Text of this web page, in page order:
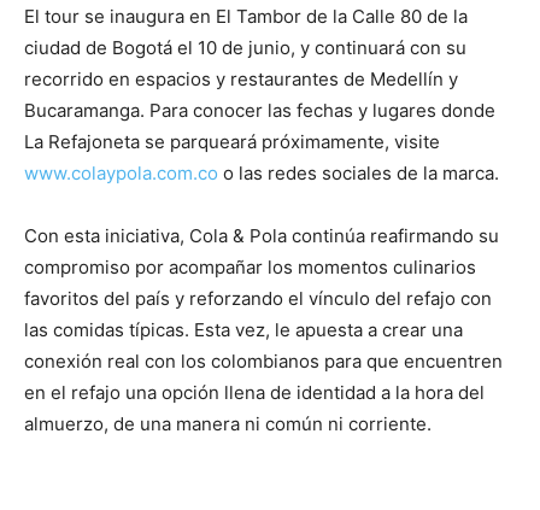
El tour se inaugura en El Tambor de la Calle 80 de la
ciudad de Bogotá el 10 de junio, y continuará con su
recorrido en espacios y restaurantes de Medellín y
Bucaramanga. Para conocer las fechas y lugares donde
La Refajoneta se parqueará próximamente, visite
www.colaypola.com.co o las redes sociales de la marca.
Con esta iniciativa, Cola & Pola continúa reafirmando su
compromiso por acompañar los momentos culinarios
favoritos del país y reforzando el vínculo del refajo con
las comidas típicas. Esta vez, le apuesta a crear una
conexión real con los colombianos para que encuentren
en el refajo una opción llena de identidad a la hora del
almuerzo, de una manera ni común ni corriente.